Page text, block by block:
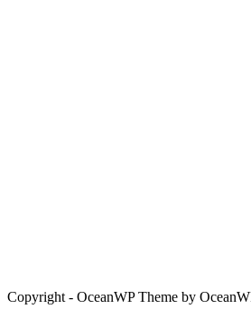
Copyright - OceanWP Theme by